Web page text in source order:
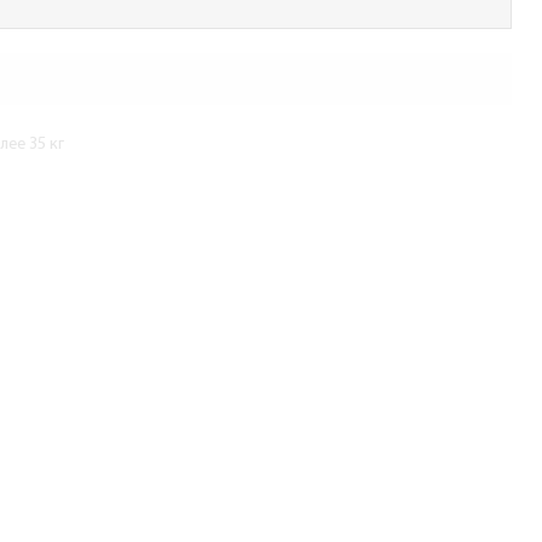
35 кг